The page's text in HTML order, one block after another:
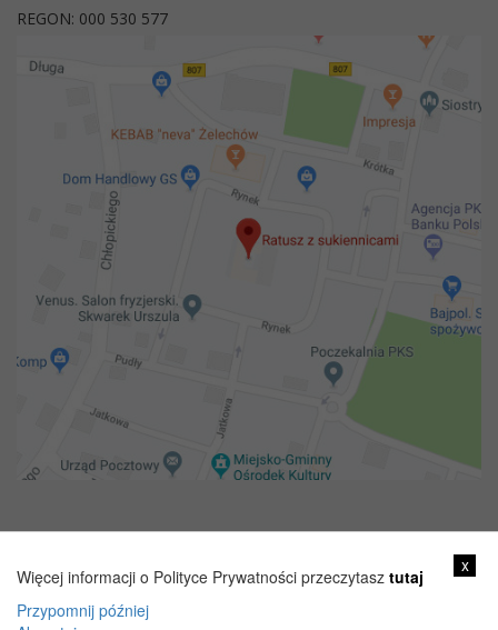
REGON: 000 530 577
x
Więcej informacji o Polityce Prywatności przeczytasz tutaj
Przypomnij później